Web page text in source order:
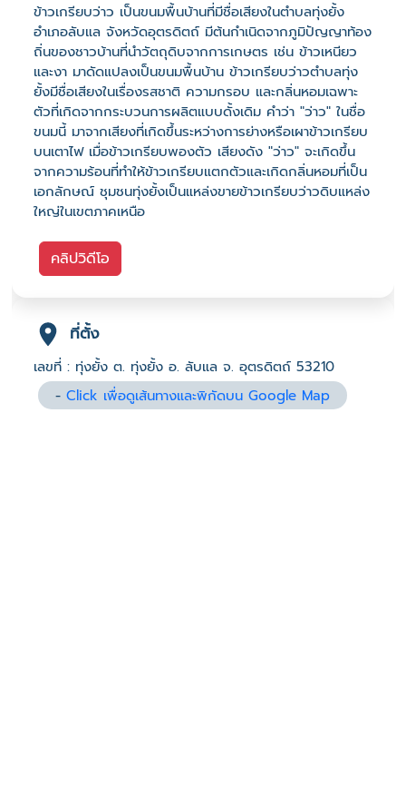
ข้าวเกรียบว่าว เป็นขนมพื้นบ้านที่มีชื่อเสียงในตำบลทุ่งยั้ง
อำเภอลับแล จังหวัดอุตรดิตถ์ มีต้นกำเนิดจากภูมิปัญญาท้อง
ถิ่นของชาวบ้านที่นำวัตถุดิบจากการเกษตร เช่น ข้าวเหนียว
และงา มาดัดแปลงเป็นขนมพื้นบ้าน ข้าวเกรียบว่าวตำบลทุ่ง
ยั้งมีชื่อเสียงในเรื่องรสชาติ ความกรอบ และกลิ่นหอมเฉพาะ
ตัวที่เกิดจากกระบวนการผลิตแบบดั้งเดิม คำว่า "ว่าว" ในชื่อ
ขนมนี้ มาจากเสียงที่เกิดขึ้นระหว่างการย่างหรือเผาข้าวเกรียบ
บนเตาไฟ เมื่อข้าวเกรียบพองตัว เสียงดัง "ว่าว" จะเกิดขึ้น
จากความร้อนที่ทำให้ข้าวเกรียบแตกตัวและเกิดกลิ่นหอมที่เป็น
เอกลักษณ์ ชุมชนทุ่งยั้งเป็นแหล่งขายข้าวเกรียบว่าวดิบแหล่ง
ใหญ่ในเขตภาคเหนือ
คลิปวิดีโอ
ที่ตั้ง
เลขที่ : ทุ่งยั้ง ต. ทุ่งยั้ง อ. ลับแล จ. อุตรดิตถ์ 53210
-Click เพื่อดูเส้นทางและพิกัดบน Google Map